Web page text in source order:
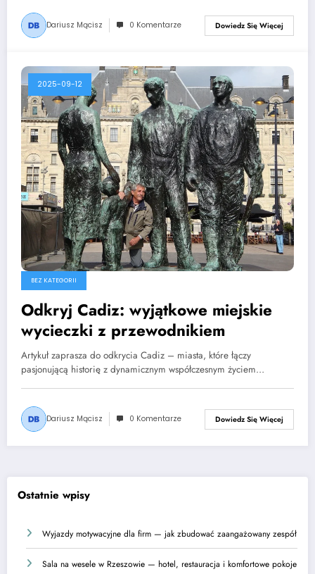
Dariusz Mącisz 0 Komentarze Dowiedz Się Więcej
2025-09-12
BEZ KATEGORII
Odkryj Cadiz: wyjątkowe miejskie
wycieczki z przewodnikiem
Artykuł zaprasza do odkrycia Cadiz – miasta, które łączy
pasjonującą historię z dynamicznym współczesnym życiem…
Dariusz Mącisz 0 Komentarze Dowiedz Się Więcej
Ostatnie wpisy
Wyjazdy motywacyjne dla firm — jak zbudować zaangażowany zespół
Sala na wesele w Rzeszowie — hotel, restauracja i komfortowe pokoje